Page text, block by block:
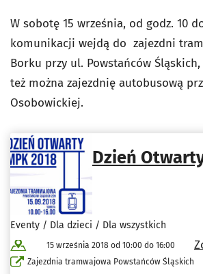
W sobotę 15 września, od godz. 10
komunikacji wejdą do zajezdni
Borku przy ul. Powstańców
też można zajezdnię autobusową
Osobowickiej.
Dzień
Eventy / Dla dzieci / Dla wszystkich
15 września 2018 od 10:00 do 16:00
Zajezdnia tramwajowa Powstańców Śląskich